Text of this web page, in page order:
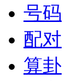
号码
配对
算卦